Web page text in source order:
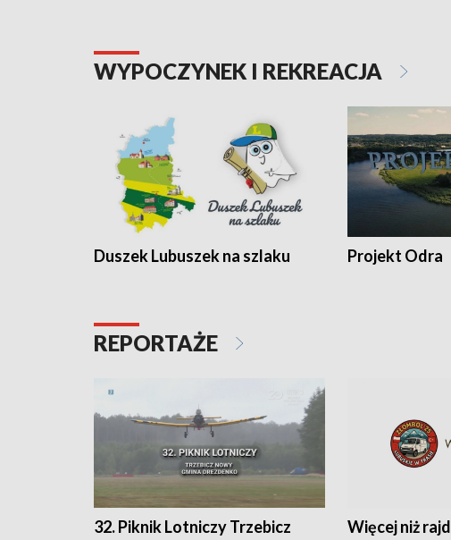
WYPOCZYNEK I REKREACJA
Duszek Lubuszek na szlaku Projekt Odra
REPORTAŻE
32. Piknik Lotniczy Trzebicz
Więcej niż rajd